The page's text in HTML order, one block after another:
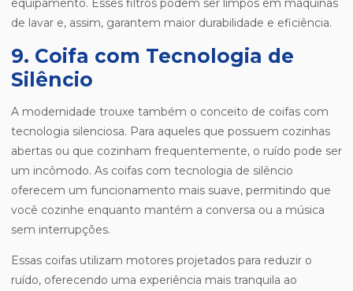
equipamento. Esses filtros podem ser limpos em máquinas
de lavar e, assim, garantem maior durabilidade e eficiência.
9. Coifa com Tecnologia de
Silêncio
A modernidade trouxe também o conceito de coifas com
tecnologia silenciosa. Para aqueles que possuem cozinhas
abertas ou que cozinham frequentemente, o ruído pode ser
um incômodo. As coifas com tecnologia de silêncio
oferecem um funcionamento mais suave, permitindo que
você cozinhe enquanto mantém a conversa ou a música
sem interrupções.
Essas coifas utilizam motores projetados para reduzir o
ruído, oferecendo uma experiência mais tranquila ao